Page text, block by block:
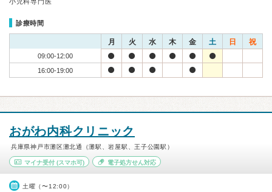
診療時間
月 火 水 木 金 土 日 祝
09:00-12:00
16:00-19:00
おがわ内科クリニック
兵庫県神戸市灘区灘北通（灘駅、岩屋駅、王子公園駅）
マイナ受付 (スマホ可) 電子処方せん対応
土曜（〜12:00）